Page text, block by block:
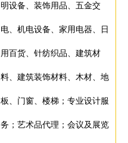
明设备、装饰用品、五金交
电、机电设备、家用电器、日
用百货、针纺织品、建筑材
料、建筑装饰材料、木材、地
板、门窗、楼梯；专业设计服
务；艺术品代理；会议及展览